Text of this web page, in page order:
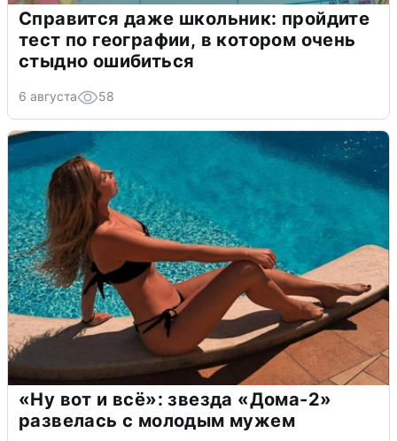
Справится даже школьник: пройдите
тест по географии, в котором очень
стыдно ошибиться
6 августа 58
«Ну вот и всё»: звезда «Дома-2»
развелась с молодым мужем